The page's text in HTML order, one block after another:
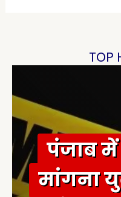
r
:
TOP
पंजाब में
मांगना